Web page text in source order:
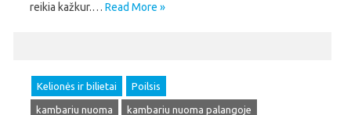
reikia kažkur.… Read More »
Kelionės ir bilietai Poilsis
kambariu nuoma
kambariu nuoma palangoje